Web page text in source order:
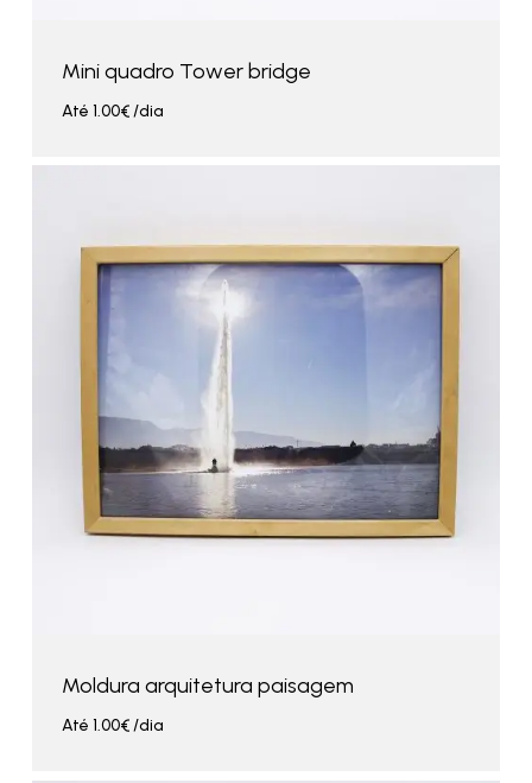
Mini quadro Tower bridge
Até 1.00€/dia
Moldura arquitetura paisagem
Até 1.00€/dia